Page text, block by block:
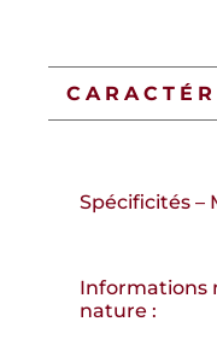
Spécificités –
Informations
nature :